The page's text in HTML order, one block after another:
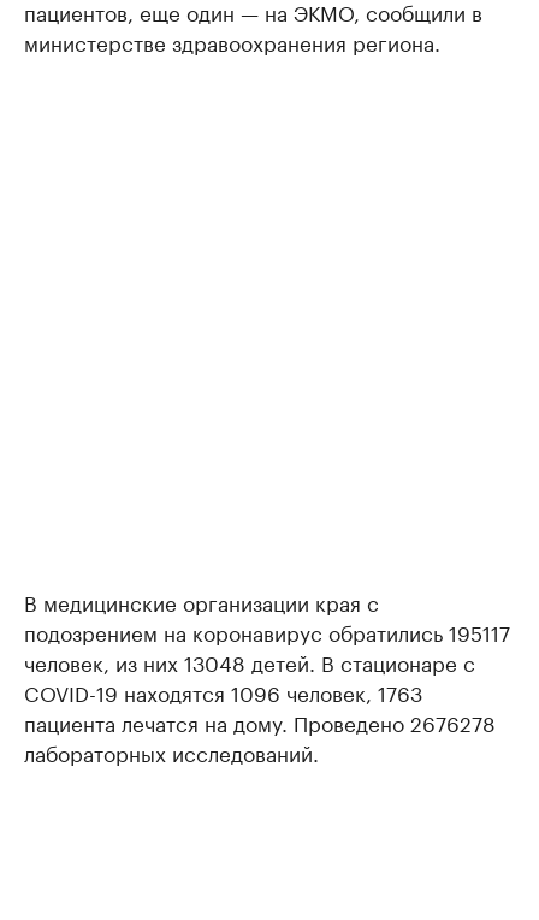
пациентов, еще один — на ЭКМО, сообщили в
министерстве здравоохранения региона.
В медицинские организации края с
подозрением на коронавирус обратились 195117
человек, из них 13048 детей. В стационаре с
COVID-19 находятся 1096 человек, 1763
пациента лечатся на дому. Проведено 2676278
лабораторных исследований.